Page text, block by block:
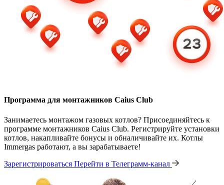
Программа для монтажников Caius Club
Занимаетесь монтажом газовых котлов? Присоединяйтесь к
программе монтажников Caius Club. Регистрируйте установки
котлов, накапливайте бонусы и обналичивайте их. Котлы
Immergas работают, а вы зарабатываете!
Зарегистрироваться Перейти в Телеграмм-канал